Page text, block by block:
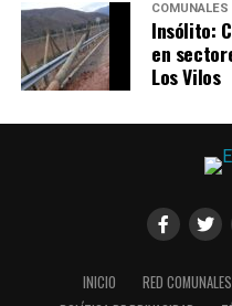
COMUNALES
Insólito:
en
Los Vilos
INICIO RED COMUNALES